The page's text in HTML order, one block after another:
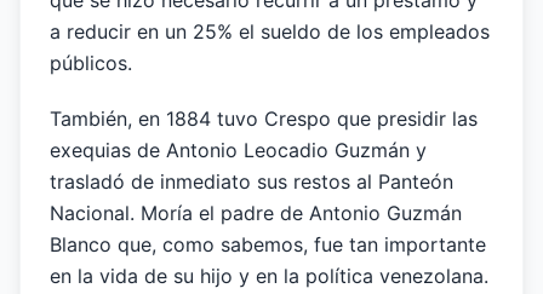
a reducir en un 25% el sueldo de los empleados
públicos.
También, en 1884 tuvo Crespo que presidir las
exequias de Antonio Leocadio Guzmán y
trasladó de inmediato sus restos al Panteón
Nacional. Moría el padre de Antonio Guzmán
Blanco que, como sabemos, fue tan importante
en la vida de su hijo y en la política venezolana.